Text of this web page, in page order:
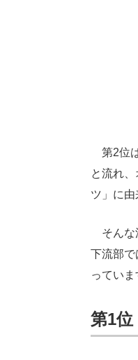
第2位
と流れ
ツ」に由
そんな
下流部で
っていま
第1